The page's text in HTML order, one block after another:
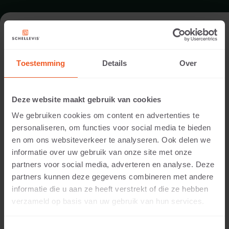
Toestemming Details Over
Deze website maakt gebruik van cookies
We gebruiken cookies om content en advertenties te
personaliseren, om functies voor social media te bieden
en om ons websiteverkeer te analyseren. Ook delen we
informatie over uw gebruik van onze site met onze
partners voor social media, adverteren en analyse. Deze
partners kunnen deze gegevens combineren met andere
informatie die u aan ze heeft verstrekt of die ze hebben
verzameld op basis van uw gebruik van hun services.
PUBLIC REALM IN LIMBURG AN DER
Architekturbüro Dr. Hans Dorn
Location:
Limburg
Application:
Public realm
Photography:
Cees Rijnen
Products:
Large format slab 1000x1000x8 Anthracite